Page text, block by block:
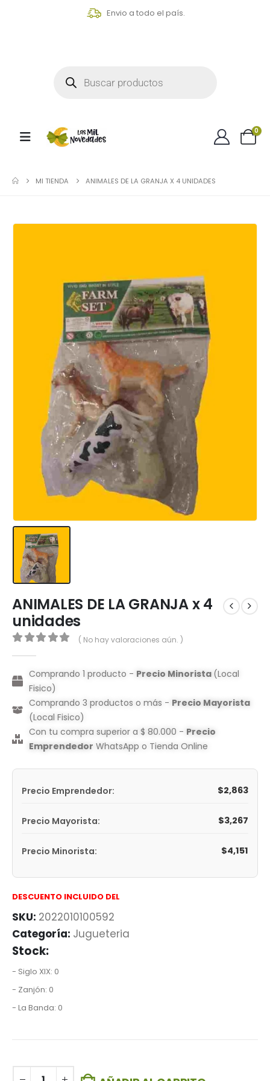
Envio a todo el país.
0
MI TIENDA ANIMALES DE LA GRANJA X 4 UNIDADES
ANIMALES DE LA GRANJA x 4
unidades
( No hay valoraciones aún. )
Comprando 1 producto - Precio Minorista (Local
Fisico)
Comprando 3 productos o más - Precio Mayorista
(Local Fisico)
Con tu compra superior a $ 80.000 - Precio
Emprendedor WhatsApp o Tienda Online
Precio Emprendedor: $2,863
Precio Mayorista: $3,267
Precio Minorista: $4,151
DESCUENTO INCLUIDO DEL
SKU: 2022010100592
Categoría: Jugueteria
Stock:
- Siglo XIX: 0
- Zanjón: 0
- La Banda: 0